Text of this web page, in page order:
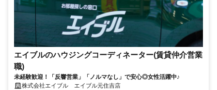
エイブルのハウジングコーディネーター(賃貸仲介営業
職)
未経験歓迎！「反響営業」「ノルマなし」で安心◎女性活躍中♪
株式会社エイブル エイブル元住吉店